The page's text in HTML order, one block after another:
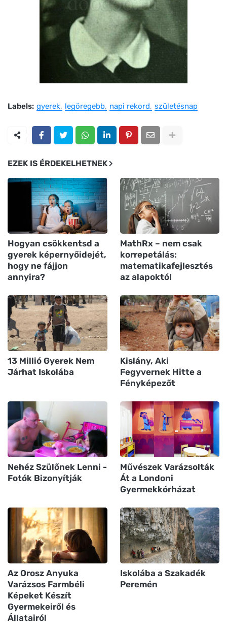
Labels: gyerek legöregebb napi rekord születésnap
EZEK IS ÉRDEKELHETNEK
Hogyan csökkentsd a
gyerek képernyőidejét,
hogy ne fájjon
annyira?
MathRx – nem csak
korrepetálás:
matematikafejlesztés
az alapoktól
13 Millió Gyerek Nem
Járhat Iskolába
Kislány, Aki
Fegyvernek Hitte a
Fényképezőt
Nehéz Szülőnek Lenni -
Fotók Bizonyítják
Művészek Varázsolták
Át a Londoni
Gyermekkórházat
Az Orosz Anyuka
Varázsos Farmbéli
Képeket Készít
Gyermekeiről és
Állatairól
Iskolába a Szakadék
Peremén